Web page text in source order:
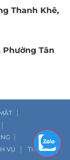
Thanh Khê,
Tân
VỤ TIN TỨC